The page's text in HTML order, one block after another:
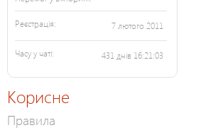
Реєстрація: 7 лютого 2011
Часу у чаті: 431 днів 16:21:03
Корисне
Правила